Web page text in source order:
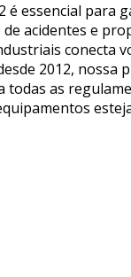
essencial
acidentes e
conecta
2012,
as